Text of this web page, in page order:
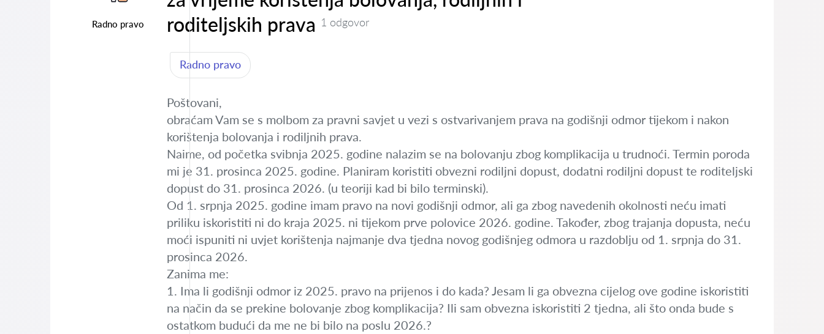
Radno pravo
roditeljskih prava 1 odgovor
Radno pravo
Poštovani,
obraćam Vam se s molbom za pravni savjet u vezi s ostvarivanjem prava na godišnji odmor tijekom i nakon
korištenja bolovanja i rodiljnih prava.
Naime, od početka svibnja 2025. godine nalazim se na bolovanju zbog komplikacija u trudnoći. Termin poroda
mi je 31. prosinca 2025. godine. Planiram koristiti obvezni rodiljni dopust, dodatni rodiljni dopust te roditeljski
dopust do 31. prosinca 2026. (u teoriji kad bi bilo terminski).
Od 1. srpnja 2025. godine imam pravo na novi godišnji odmor, ali ga zbog navedenih okolnosti neću imati
priliku iskoristiti ni do kraja 2025. ni tijekom prve polovice 2026. godine. Također, zbog trajanja dopusta, neću
moći ispuniti ni uvjet korištenja najmanje dva tjedna novog godišnjeg odmora u razdoblju od 1. srpnja do 31.
prosinca 2026.
Zanima me:
1. Ima li godišnji odmor iz 2025. pravo na prijenos i do kada? Jesam li ga obvezna cijelog ove godine iskoristiti
na način da se prekine bolovanje zbog komplikacija? Ili sam obvezna iskoristiti 2 tjedna, ali što onda bude s
ostatkom budući da me ne bi bilo na poslu 2026.?